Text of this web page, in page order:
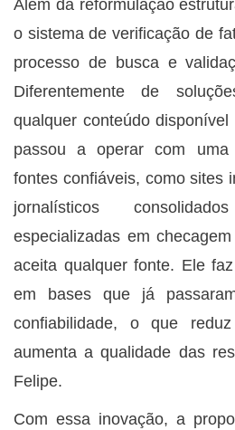
Além da reformulação
o sistema de verificação de
processo de busca e
Diferentemente de
qualquer conteúdo
passou a operar com
fontes confiáveis, como sites
jornalísticos
especializadas em
aceita qualquer fonte. Ele
em bases que já
confiabilidade, o que
aumenta a qualidade das
Felipe.
Com essa inovação, a